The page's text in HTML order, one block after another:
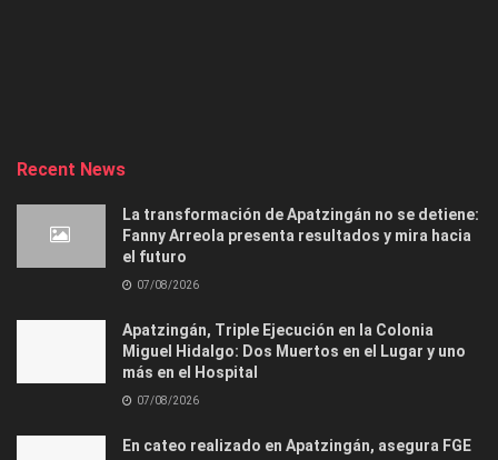
Recent News
La transformación de Apatzingán no se detiene:
Fanny Arreola presenta resultados y mira hacia
el futuro
07/08/2026
Apatzingán, Triple Ejecución en la Colonia
Miguel Hidalgo: Dos Muertos en el Lugar y uno
más en el Hospital
07/08/2026
En cateo realizado en Apatzingán, asegura FGE